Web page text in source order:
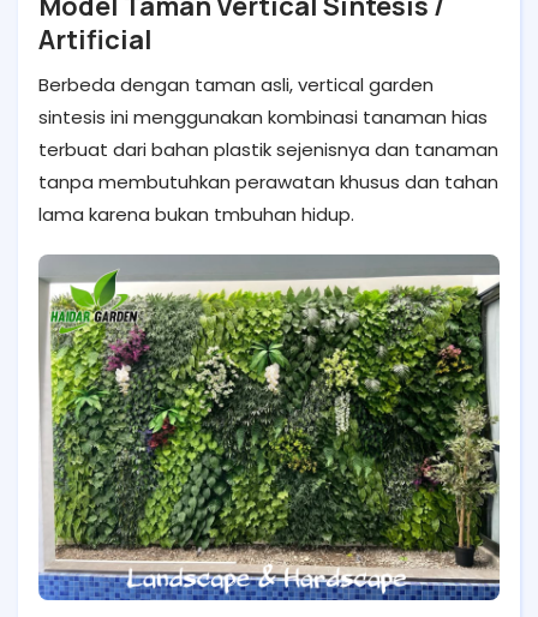
Artificial
Berbeda dengan taman asli, vertical garden
sintesis ini menggunakan kombinasi tanaman hias
terbuat dari bahan plastik sejenisnya dan tanaman
tanpa membutuhkan perawatan khusus dan tahan
lama karena bukan tmbuhan hidup.